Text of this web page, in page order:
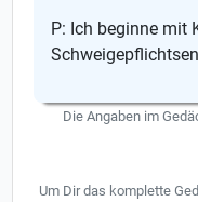
P: Ich beginne mit
Die Angaben im
Um Dir das komplette